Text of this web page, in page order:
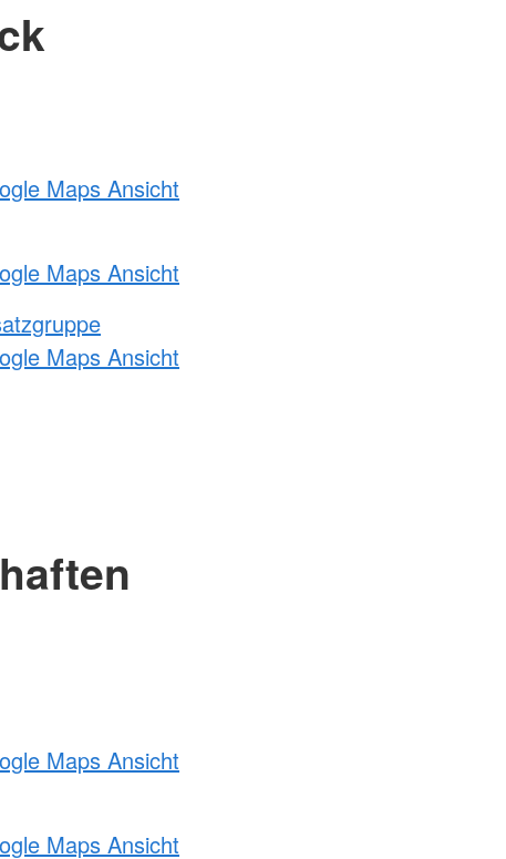
Maps Ansicht
Maps Ansicht
Maps Ansicht
Maps Ansicht
Maps Ansicht